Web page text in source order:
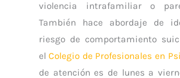
violencia intrafamiliar o
También hace abordaje de
riesgo de comportamiento
elColegio de Profesionales en
de atención es de lunes a